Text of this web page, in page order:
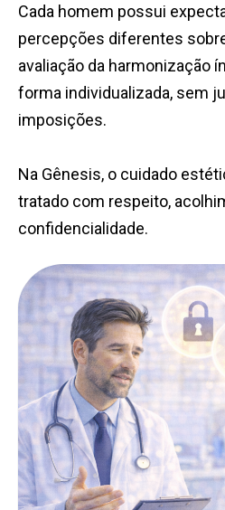
Cada homem possui
percepções diferentes
avaliação da harmonização
forma individualizada, sem
imposições.
Na Gênesis, o cuidado
tratado com respeito,
confidencialidade.